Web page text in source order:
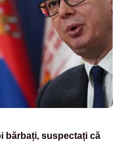
bărbați, suspectați că